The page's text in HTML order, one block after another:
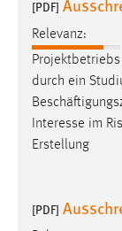
[PDF]
Relevanz:
durch ein
Interesse im
Erstellung
[PDF]
verwendet,
hinweg
Google
Name:
_gcl_au